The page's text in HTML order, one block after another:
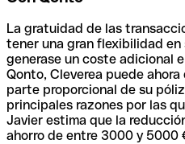
La gratuidad de las
tener una gran flexibilidad en
generase un coste adicional
Qonto, Cleverea puede
parte proporcional de su
principales razones por las
Javier estima que la
ahorro de entre 3000 y 5000